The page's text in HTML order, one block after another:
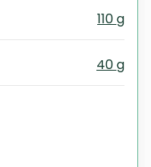
110 g
40 g